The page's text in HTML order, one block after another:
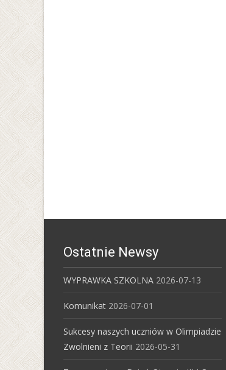
Ostatnie Newsy
WYPRAWKA SZKOLNA 2026-07-13
Komunikat 2026-07-01
Sukcesy naszych uczniów w Olimpiadzie
Zwolnieni z Teorii 2026-05-31